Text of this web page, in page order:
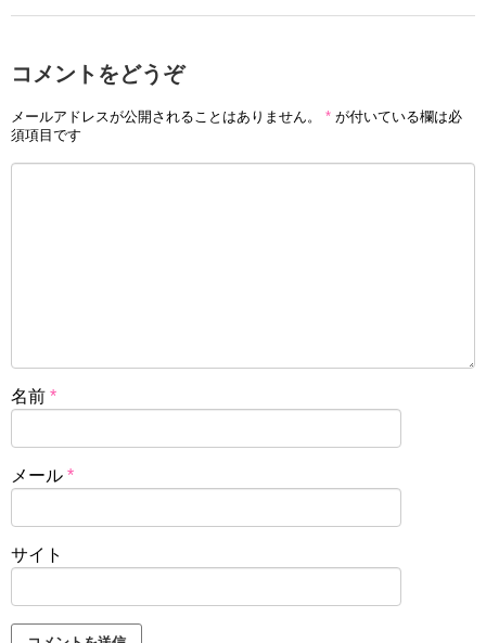
コメントをどうぞ
メールアドレスが公開されることはありません。 * が付いている欄は必
須項目です
名前 *
メール *
サイト